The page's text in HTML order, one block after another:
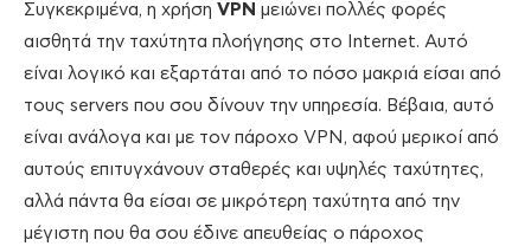
Συγκεκριμένα, η χρήση VPN μειώνει πολλές φορές
αισθητά την ταχύτητα πλοήγησης στο Internet. Αυτό
είναι λογικό και εξαρτάται από το πόσο μακριά είσαι από
τους servers που σου δίνουν την υπηρεσία. Βέβαια, αυτό
είναι ανάλογα και με τον πάροχο VPN, αφού μερικοί από
αυτούς επιτυγχάνουν σταθερές και υψηλές ταχύτητες,
αλλά πάντα θα είσαι σε μικρότερη ταχύτητα από την
μέγιστη που θα σου έδινε απευθείας ο πάροχος